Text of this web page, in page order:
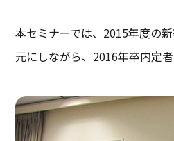
本セミナーでは、2015年度の
元にしながら、2016年卒内定